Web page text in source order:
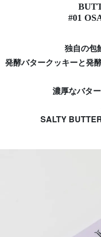
#01
独自の包
発酵バタークッキーと発
濃厚なバタ
SALTY